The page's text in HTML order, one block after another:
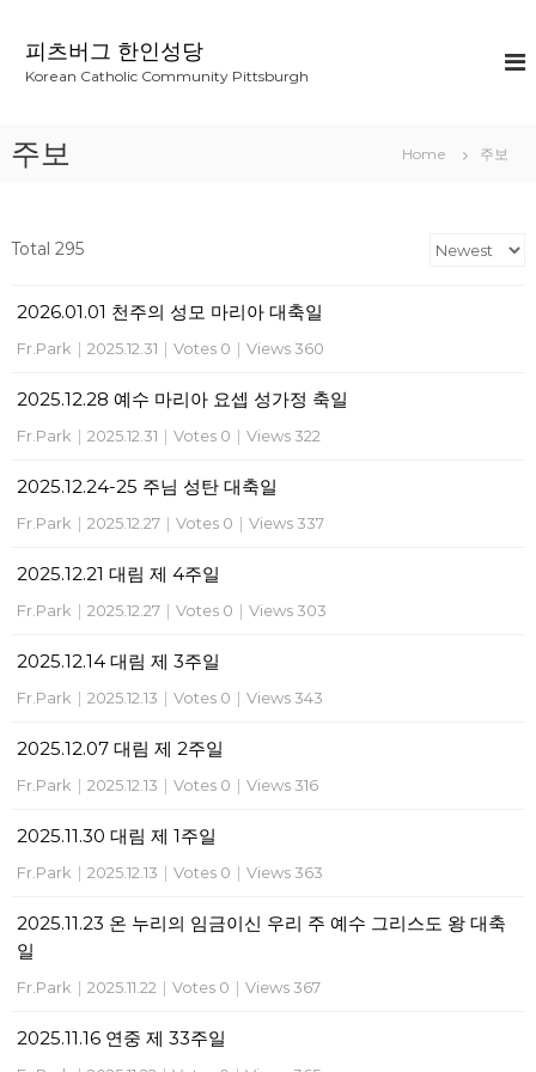
피츠버그 한인성당
Korean Catholic Community Pittsburgh
주보 Home 주보
Total 295
2026.01.01 천주의 성모 마리아 대축일
Fr.Park | 2025.12.31 | Votes 0 | Views 360
2025.12.28 예수 마리아 요셉 성가정 축일
Fr.Park | 2025.12.31 | Votes 0 | Views 322
2025.12.24-25 주님 성탄 대축일
Fr.Park | 2025.12.27 | Votes 0 | Views 337
2025.12.21 대림 제 4주일
Fr.Park | 2025.12.27 | Votes 0 | Views 303
2025.12.14 대림 제 3주일
Fr.Park | 2025.12.13 | Votes 0 | Views 343
2025.12.07 대림 제 2주일
Fr.Park | 2025.12.13 | Votes 0 | Views 316
2025.11.30 대림 제 1주일
Fr.Park | 2025.12.13 | Votes 0 | Views 363
2025.11.23 온 누리의 임금이신 우리 주 예수 그리스도 왕 대축
일
Fr.Park | 2025.11.22 | Votes 0 | Views 367
2025.11.16 연중 제 33주일